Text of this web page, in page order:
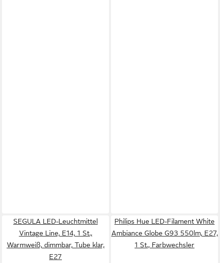
SEGULA LED-Leuchtmittel
Vintage Line, E14, 1 St.,
Warmweiß, dimmbar, Tube klar,
E27
Philips Hue LED-Filament White
Ambiance Globe G93 550lm, E27,
1 St., Farbwechsler